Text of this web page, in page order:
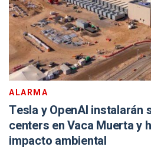
ALARMA
Tesla y OpenAI instalarán
centers en Vaca Muerta y
impacto ambiental